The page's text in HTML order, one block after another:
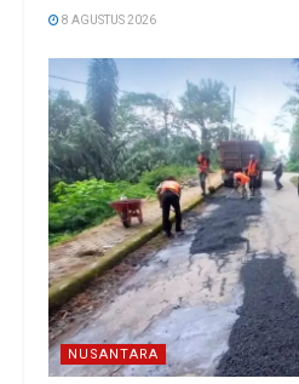
8 AGUSTUS 2026
NUSANTARA